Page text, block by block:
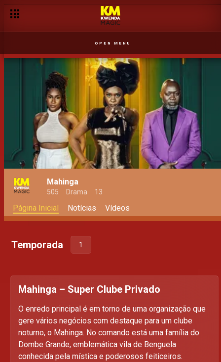
OPEN MENU
Mahinga
505 Drama 13
Página Inicial Notícias Vídeos
Temporada 1
Mahinga – Super Clube Privado
O enredo principal é em torno de uma organização que
gere vários negócios com destaque para um clube
noturno, o Mahinga. No comando está uma família do
Dombe Grande, emblemática vila de Benguela
conhecida pela mística e poderosos feiticeiros.